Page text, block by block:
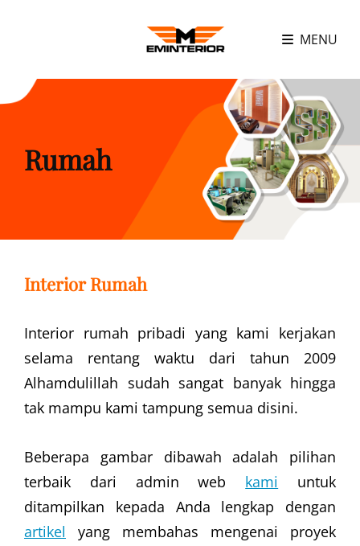
MENU
Rumah
Interior Rumah
Interior rumah pribadi yang kami kerjakan
selama rentang waktu dari tahun 2009
Alhamdulillah sudah sangat banyak hingga
tak mampu kami tampung semua disini.
Beberapa gambar dibawah adalah pilihan
terbaik dari admin web kami untuk
ditampilkan kepada Anda lengkap dengan
artikel yang membahas mengenai proyek